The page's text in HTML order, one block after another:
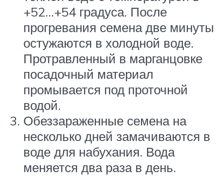
+52…+54 градуса. После
прогревания семена две минуты
остужаются в холодной воде.
Протравленный в марганцовке
посадочный материал
промывается под проточной
водой.
Обеззараженные семена на
несколько дней замачиваются в
воде для набухания. Вода
меняется два раза в день.